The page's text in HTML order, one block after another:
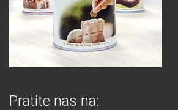
Pratite nas na: